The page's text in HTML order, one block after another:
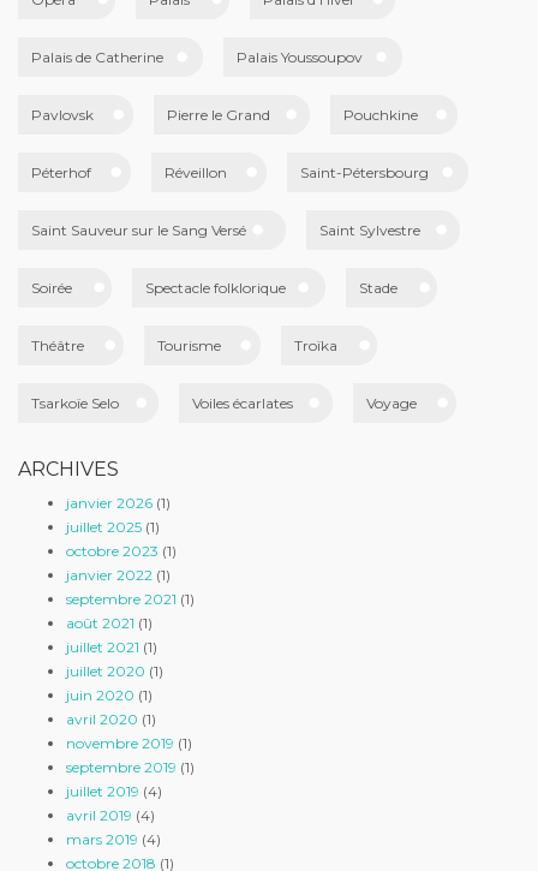
Palais de Catherine Palais Youssoupov
Pavlovsk Pierre le Grand Pouchkine
Péterhof Réveillon Saint-Pétersbourg
Saint Sauveur sur le Sang Versé Saint Sylvestre
Soirée Spectacle folklorique Stade
Théâtre Tourisme Troïka
Tsarkoïe Selo Voiles écarlates Voyage
ARCHIVES
janvier 2026 (1)
juillet 2025 (1)
octobre 2023 (1)
janvier 2022 (1)
septembre 2021 (1)
août 2021 (1)
juillet 2021 (1)
juillet 2020 (1)
juin 2020 (1)
avril 2020 (1)
novembre 2019 (1)
septembre 2019 (1)
juillet 2019 (4)
avril 2019 (4)
mars 2019 (4)
octobre 2018 (1)